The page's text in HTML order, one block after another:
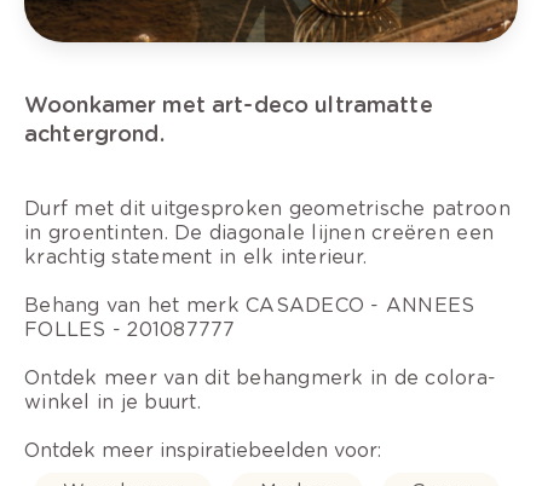
Woonkamer met art-deco ultramatte
achtergrond.
Durf met dit uitgesproken geometrische patroon
in groentinten. De diagonale lijnen creëren een
krachtig statement in elk interieur.
Behang van het merk CASADECO - ANNEES
FOLLES - 201087777
Ontdek meer van dit behangmerk in de colora-
winkel in je buurt.
Ontdek meer inspiratiebeelden voor: